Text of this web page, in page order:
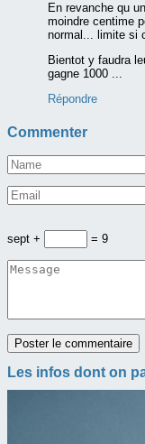
En revanche qu
moindre centime
normal... limite si
Bientot y faudra
gagne 1000 ...
Répondre
Commenter
sept + = 9
Les infos dont on